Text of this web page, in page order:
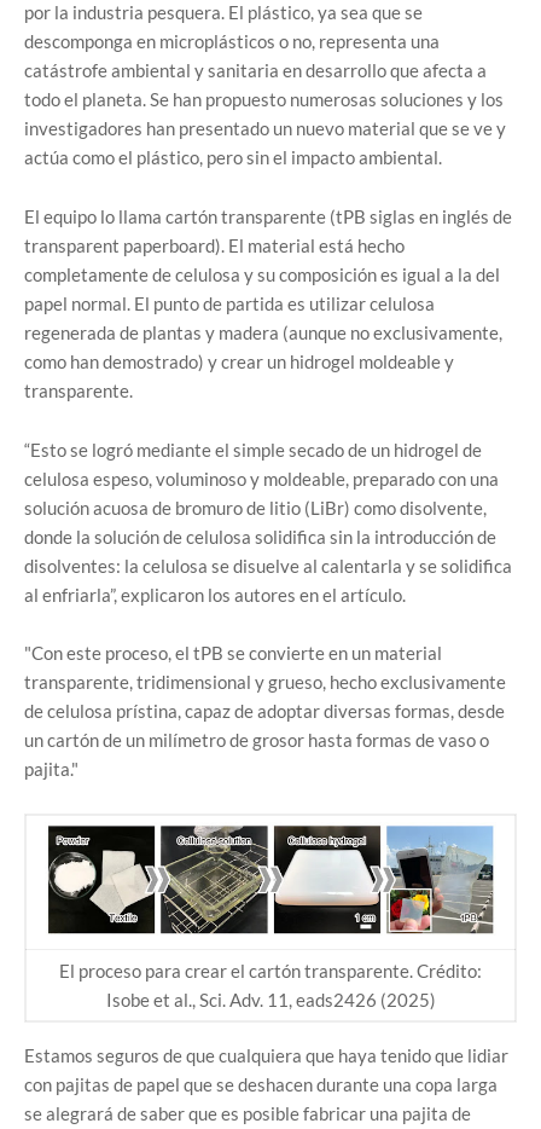
por la industria pesquera. El plástico, ya sea que se
descomponga en microplásticos o no, representa una
catástrofe ambiental y sanitaria en desarrollo que afecta a
todo el planeta. Se han propuesto numerosas soluciones y los
investigadores han presentado un nuevo material que se ve y
actúa como el plástico, pero sin el impacto ambiental.
El equipo lo llama cartón transparente (tPB siglas en inglés de
transparent paperboard). El material está hecho
completamente de celulosa y su composición es igual a la del
papel normal. El punto de partida es utilizar celulosa
regenerada de plantas y madera (aunque no exclusivamente,
como han demostrado) y crear un hidrogel moldeable y
transparente.
“Esto se logró mediante el simple secado de un hidrogel de
celulosa espeso, voluminoso y moldeable, preparado con una
solución acuosa de bromuro de litio (LiBr) como disolvente,
donde la solución de celulosa solidifica sin la introducción de
disolventes: la celulosa se disuelve al calentarla y se solidifica
al enfriarla”, explicaron los autores en el artículo.
"Con este proceso, el tPB se convierte en un material
transparente, tridimensional y grueso, hecho exclusivamente
de celulosa prístina, capaz de adoptar diversas formas, desde
un cartón de un milímetro de grosor hasta formas de vaso o
pajita."
El proceso para crear el cartón transparente. Crédito:
Isobe et al., Sci. Adv. 11, eads2426 (2025)
Estamos seguros de que cualquiera que haya tenido que lidiar
con pajitas de papel que se deshacen durante una copa larga
se alegrará de saber que es posible fabricar una pajita de